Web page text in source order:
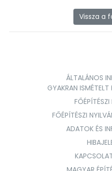
Vissza a
ÁLTALÁNOS
GYAKRAN ISMÉTELT
FŐÉPÍTÉSZI
FŐÉPÍTÉSZI
ADATOK ÉS